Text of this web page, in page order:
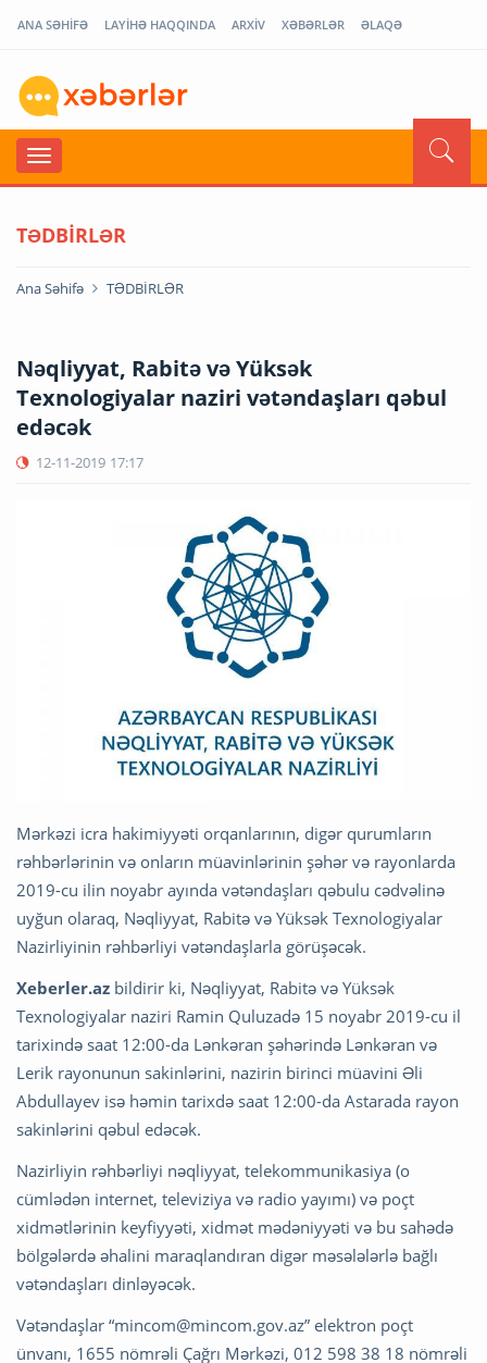
ANA SƏHİFƏ LAYİHƏ HAQQINDA ARXİV XƏBƏRLƏR ƏLAQƏ
TƏDBİRLƏR
Ana Səhifə TƏDBİRLƏR
Nəqliyyat, Rabitə və Yüksək
Texnologiyalar naziri vətəndaşları qəbul
edəcək
12-11-2019 17:17
Mərkəzi icra hakimiyyəti orqanlarının, digər qurumların
rəhbərlərinin və onların müavinlərinin şəhər və rayonlarda
2019-cu ilin noyabr ayında vətəndaşları qəbulu cədvəlinə
uyğun olaraq, Nəqliyyat, Rabitə və Yüksək Texnologiyalar
Nazirliyinin rəhbərliyi vətəndaşlarla görüşəcək.
Xeberler.az bildirir ki, Nəqliyyat, Rabitə və Yüksək
Texnologiyalar naziri Ramin Quluzadə 15 noyabr 2019-cu il
tarixində saat 12:00-da Lənkəran şəhərində Lənkəran və
Lerik rayonunun sakinlərini, nazirin birinci müavini Əli
Abdullayev isə həmin tarixdə saat 12:00-da Astarada rayon
sakinlərini qəbul edəcək.
Nazirliyin rəhbərliyi nəqliyyat, telekommunikasiya (o
cümlədən internet, televiziya və radio yayımı) və poçt
xidmətlərinin keyfiyyəti, xidmət mədəniyyəti və bu sahədə
bölgələrdə əhalini maraqlandıran digər məsələlərlə bağlı
vətəndaşları dinləyəcək.
Vətəndaşlar “mincom@mincom.gov.az” elektron poçt
ünvanı, 1655 nömrəli Çağrı Mərkəzi, 012 598 38 18 nömrəli